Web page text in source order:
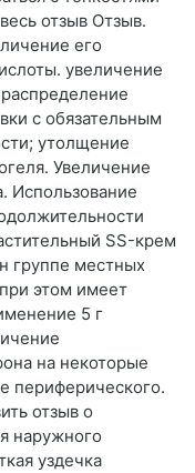
отзыв Отзыв.
его
увеличение
с обязательным
утолщение
Увеличение
Использование
SS-крем
группе местных
этом имеет
5 г
на некоторые
периферического.
отзыв о
наружного
уздечка